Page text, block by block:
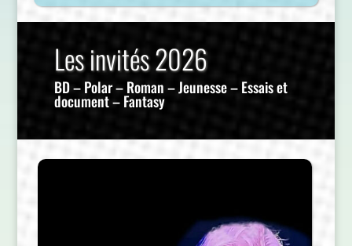
Les invités 2026
BD–Polar–Roman–Jeunesse–Essais et
document–Fantasy